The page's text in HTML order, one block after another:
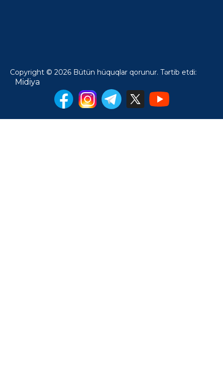
Copyright © 2026 Bütün hüquqlar qorunur. Tərtib etdi:
Midiya